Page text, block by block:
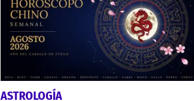
ASTROLOGÍA